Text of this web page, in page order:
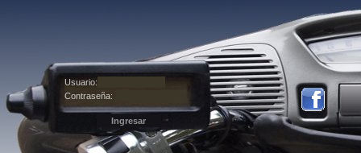
Usuario:
Contraseña: